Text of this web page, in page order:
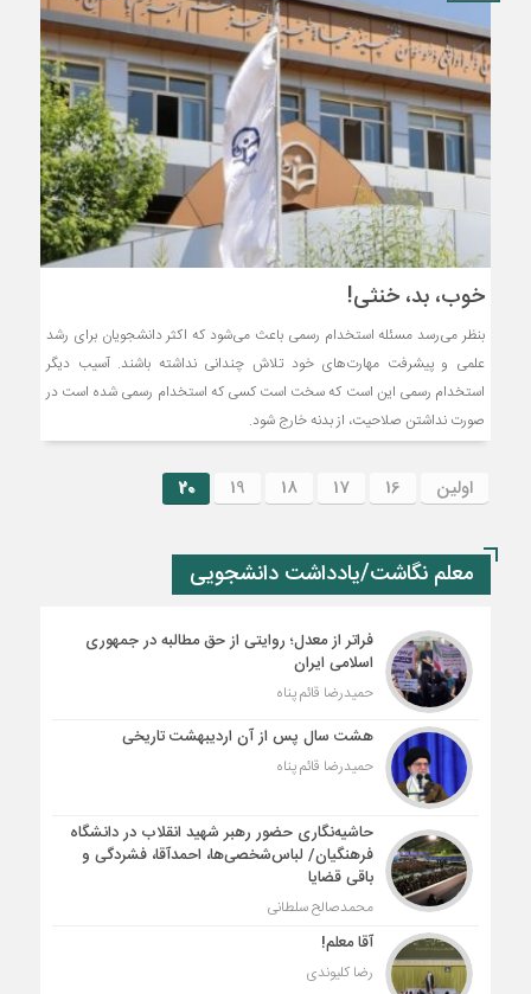
خوب، بد، خنثی!
بنظر می‌رسد مسئله استخدام رسمی باعث می‌شود که اکثر دانشجویان برای رشد
علمی و پیشرفت مهارت‌های خود تلاش چندانی نداشته باشند. آسیب دیگر
استخدام رسمی این است که سخت است کسی که استخدام رسمی شده است در
صورت نداشتن صلاحیت، از بدنه خارج شود.
اولین 16
17
18
19
20
معلم نگاشت/یادداشت دانشجویی
فراتر از معدل؛ روایتی از حق مطالبه در جمهوری
اسلامی ایران
حمیدرضا قائم پناه
هشت سال پس از آن اردیبهشت تاریخی
حمیدرضا قائم پناه
حاشیه‌نگاری حضور رهبر شهید انقلاب در دانشگاه
فرهنگیان/ لباس‌شخصی‌ها، احمدآقا، فشردگی و
باقی قضایا
محمدصالح سلطانی
آقا معلم!
رضا کلیوندی